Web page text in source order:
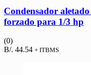
Condensador
forzado para 1/3 hp
(0)
B/. 44.54 + ITBMS